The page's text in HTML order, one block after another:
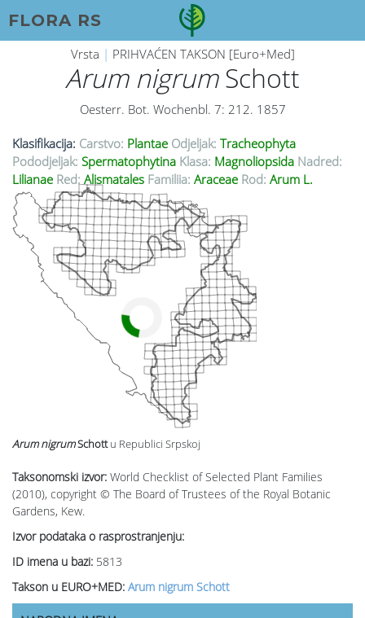
FLORA RS
Vrsta | PRIHVAĆEN TAKSON [Euro+Med]
Arum nigrumSchott
Oesterr. Bot. Wochenbl. 7: 212. 1857
Klasifikacija: Carstvo: Plantae Odjeljak: Tracheophyta
Pododjeljak: Spermatophytina Klasa: Magnoliopsida Nadred:
Lilianae Red: Alismatales Familija: Araceae Rod: Arum L.
Taksonomski izvor: World Checklist of Selected Plant Families
(2010), copyright © The Board of Trustees of the Royal Botanic
Gardens, Kew.
Izvor podataka o rasprostranjenju:
ID imena u bazi: 5813
Takson u EURO+MED: Arum nigrum Schott
Arum nigrumSchott u Republici Srpskoj